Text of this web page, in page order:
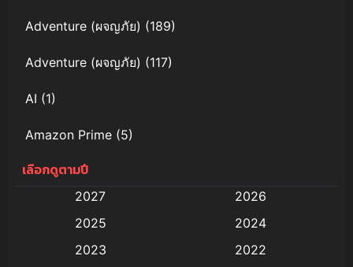
Adventure (ผจญภัย) (189)
Adventure (ผจญภัย) (117)
AI (1)
Amazon Prime (5)
Anal (ประตูหลัง)
Animation การ์ตูน
เลือกดูตามปี
2027
2026
2025
2024
2023
2022